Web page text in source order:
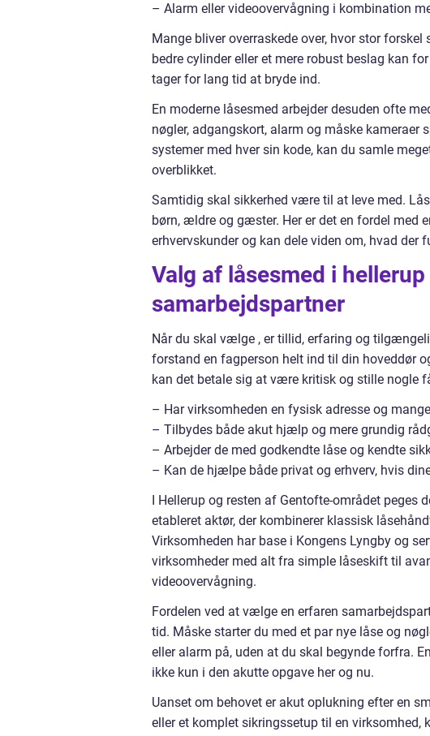
– Alarm eller videoovervågning i kombination
Mange bliver overraskede over, hvor stor
bedre cylinder eller et mere robust beslag kan
tager for lang tid at bryde ind.
En moderne låsesmed arbejder desuden ofte
nøgler, adgangskort, alarm og måske
systemer med hver sin kode, kan du samle
overblikket.
Samtidig skal sikkerhed være til at leve med.
børn, ældre og gæster. Her er det en fordel med
erhvervskunder og kan dele viden om, hvad der
Valg af låsesmed i
samarbejdspartner
Når du skal vælge , er tillid, erfaring og
forstand en fagperson helt ind til din hoveddør
kan det betale sig at være kritisk og stille nogle
– Har virksomheden en fysisk adresse og
– Tilbydes både akut hjælp og mere grundig
– Arbejder de med godkendte låse og kendte
– Kan de hjælpe både privat og erhverv, hvis
I Hellerup og resten af Gentofte-området peges
etableret aktør, der kombinerer klassisk
Virksomheden har base i Kongens Lyngby og
virksomheder med alt fra simple låseskift til
videoovervågning.
Fordelen ved at vælge en erfaren
tid. Måske starter du med et par nye låse og
eller alarm på, uden at du skal begynde forfra.
ikke kun i den akutte opgave her og nu.
Uanset om behovet er akut oplukning efter en
eller et komplet sikringssetup til en